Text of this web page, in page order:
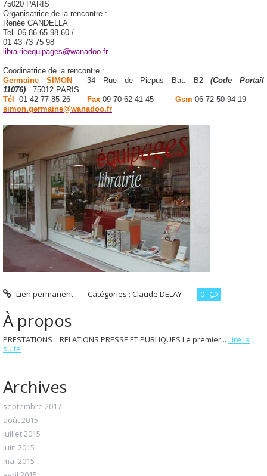
À propos
PRESTATIONS : RELATIONS PRESSE ET PUBLIQUES Le premier... Lire la
suite
Archives
septembre 2017
août 2015
juillet 2015
juin 2015
mai 2015
75020 PARIS
Organisatrice de la rencontre :
Renée CANDELLA
Tel. 06 86 65 98 60 /
01 43 73 75 98
librairieequipages@wanadoo.fr
Coodinatrice de la rencontre :
Germaine SIMON
34 Rue de Picpus Bat. B2(Code Portail
11076) 75012 PARIS
Tél
01 42 77 85 26 Fax 09 70 62 41 45 Gsm 06 72 50 94 19
simon.germaine@wanadoo.fr
Lien permanent Catégories :Claude DELAY 0